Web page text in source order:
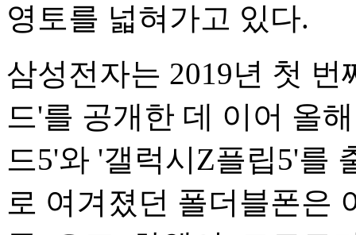
영토를 넓혀가고 있다.
삼성전자는 2019년 첫
드'를 공개한 데 이어 올
드5'와 '갤럭시Z플립5'를
로 여겨졌던 폴더블폰은